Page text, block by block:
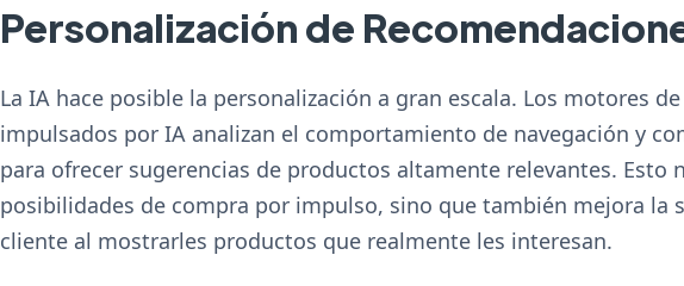
Personalización de
La IA hace posible la personalización a gran escala. Los motores
impulsados por IA analizan el comportamiento de navegación y
para ofrecer sugerencias de productos altamente relevantes. Esto
posibilidades de compra por impulso, sino que también mejora la
cliente al mostrarles productos que realmente les interesan.